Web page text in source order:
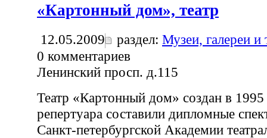
«Картонный дом», театр
12.05.2009 раздел: Музеи, галереи и
0 комментариев
Ленинский просп. д.115
Театр «Картонный дом» создан в 1995
репертуара составили дипломные
Санкт-петербургской Академии